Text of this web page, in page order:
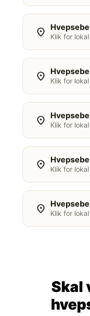
location_on Klik for
location_on Klik for
location_on Klik for
location_on Klik for
location_on Klik for
Skal